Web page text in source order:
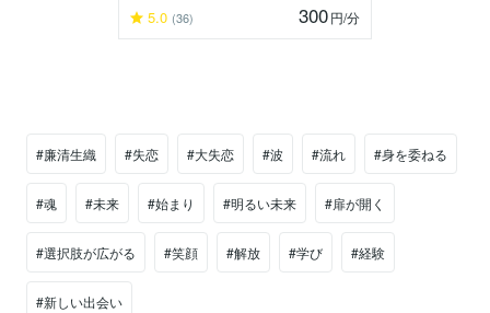
5.0 (36) 300円/分
#廉清生織 #失恋 #大失恋 #波 #流れ #身を委ねる
#魂 #未来 #始まり #明るい未来 #扉が開く
#選択肢が広がる #笑顔 #解放 #学び #経験
#新しい出会い